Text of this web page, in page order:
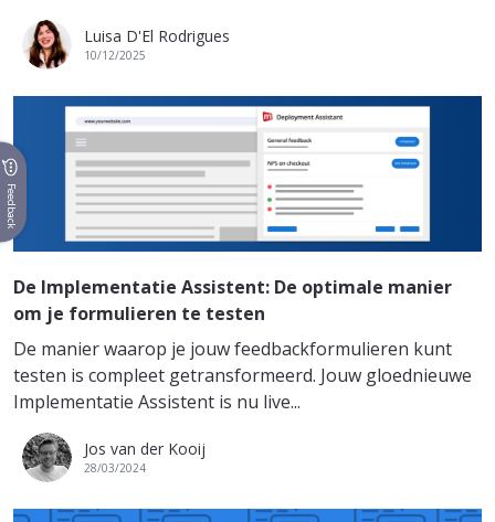
Feedback
Luisa D'El Rodrigues
10/12/2025
De Implementatie Assistent: De optimale manier
om je formulieren te testen
De manier waarop je jouw feedbackformulieren kunt
testen is compleet getransformeerd. Jouw gloednieuwe
Implementatie Assistent is nu live...
Jos van der Kooij
28/03/2024